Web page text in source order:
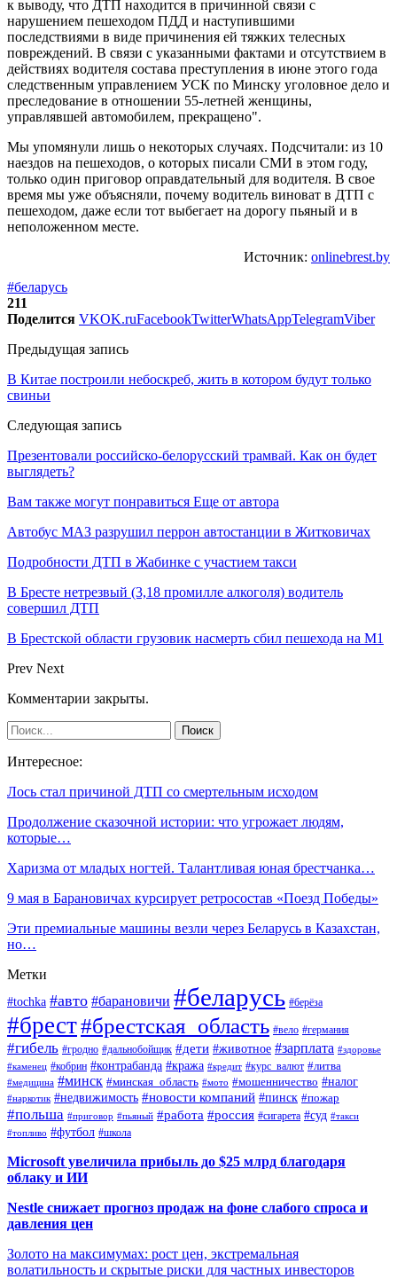
к выводу, что ДТП находится в причинной связи с
нарушением пешеходом ПДД и наступившими
последствиями в виде причинения ей тяжких телесных
повреждений. В связи с указанными фактами и отсутствием в
действиях водителя состава преступления в июне этого года
следственным управлением УСК по Минску уголовное дело и
преследование в отношении 55-летней женщины,
управлявшей автомобилем, прекращено".
Мы упомянули лишь о некоторых случаях. Подсчитали: из 10
наездов на пешеходов, о которых писали СМИ в этом году,
только один приговор оправдательный для водителя. В свое
время мы уже объясняли, почему водитель виноват в ДТП с
пешеходом, даже если тот выбегает на дорогу пьяный и в
неположенном месте.
Источник: onlinebrest.by
#беларусь
211
Поделится VKOK.ruFacebookTwitterWhatsAppTelegramViber
Предыдущая запись
В Китае построили небоскреб, жить в котором будут только
свиньи
Следующая запись
Презентовали российско-белорусский трамвай. Как он будет
выглядеть?
Вам также могут понравиться Еще от автора
Автобус МАЗ разрушил перрон автостанции в Житковичах
Подробности ДТП в Жабинке с участием такси
В Бресте нетрезвый (3,18 промилле алкоголя) водитель
совершил ДТП
В Брестской области грузовик насмерть сбил пешехода на М1
Prev Next
Комментарии закрыты.
Интересное:
Лось стал причиной ДТП со смертельным исходом
Продолжение сказочной истории: что угрожает людям,
которые…
Харизма от младых ногтей. Талантливая юная брестчанка…
9 мая в Барановичах курсирует ретросостав «Поезд Победы»
Эти премиальные машины везли через Беларусь в Казахстан,
но…
Метки
#tochka #авто #барановичи #беларусь #берёза
#брест#брестская_область #вело #германия
#гибель #гродно #дальнобойщик #дети #животное #зарплата #здоровье
#каменец #кобрин #контрабанда #кража #кредит #курс_валют #литва
#медицина #минск #минская_область #мото #мошенничество #налог
#наркотик #недвижимость #новости компаний #пинск #пожар
#польша #приговор #пьяный #работа #россия #сигарета #суд #такси
#топливо #футбол #школа
Microsoft увеличила прибыль до $25 млрд благодаря
облаку и ИИ
Nestle снижает прогноз продаж на фоне слабого спроса и
давления цен
Золото на максимумах: рост цен, экстремальная
волатильность и скрытые риски для частных инвесторов